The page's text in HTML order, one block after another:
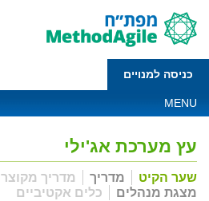
כניסה למנויים
MENU
עץ מערכת אג'ילי
שער הקיט מדריך מדריך מקוצר
מצגת מנהלים
כלים אקטיביים